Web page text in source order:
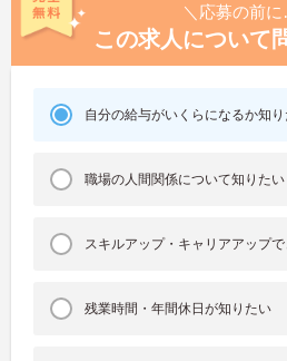
＼応募の前
この求人について
自分の給与がいくらになるか知
職場の人間関係について知りたい
スキルアップ・キャリアアップ
残業時間・年間休日が知りたい